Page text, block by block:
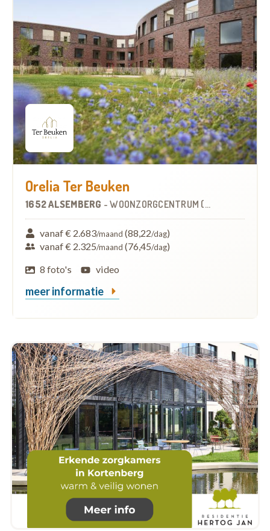
Orelia Ter Beuken
1652 ALSEMBERG -WOONZORGCENTRUM (WZC)
vanaf € 2.683/maand (88,22/dag)
vanaf € 2.325/maand (76,45/dag)
8 foto's
video
meer informatie